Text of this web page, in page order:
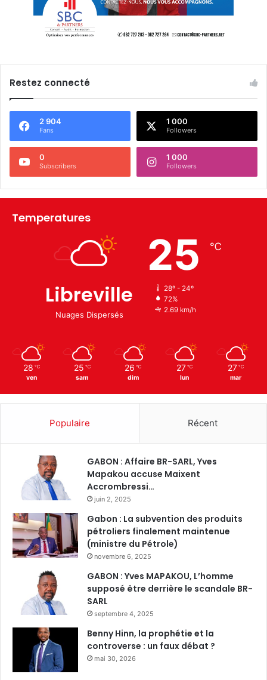
Restez connecté
2 904
Fans
1 000
Followers
0
Subscribers
1 000
Followers
Temperatures
Libreville
Nuages Dispersés
25 ℃
28º - 24º
72%
2.69 km/h
28 ℃
ven
25 ℃
sam
26 ℃
dim
27 ℃
lun
27 ℃
mar
Populaire Récent
GABON : Affaire BR-SARL, Yves
Mapakou accuse Maixent
Accrombressi…
juin 2, 2025
Gabon : La subvention des produits
pétroliers finalement maintenue
(ministre du Pétrole)
novembre 6, 2025
GABON : Yves MAPAKOU, L’homme
supposé être derrière le scandale BR-
SARL
septembre 4, 2025
Benny Hinn, la prophétie et la
controverse : un faux débat ?
mai 30, 2026